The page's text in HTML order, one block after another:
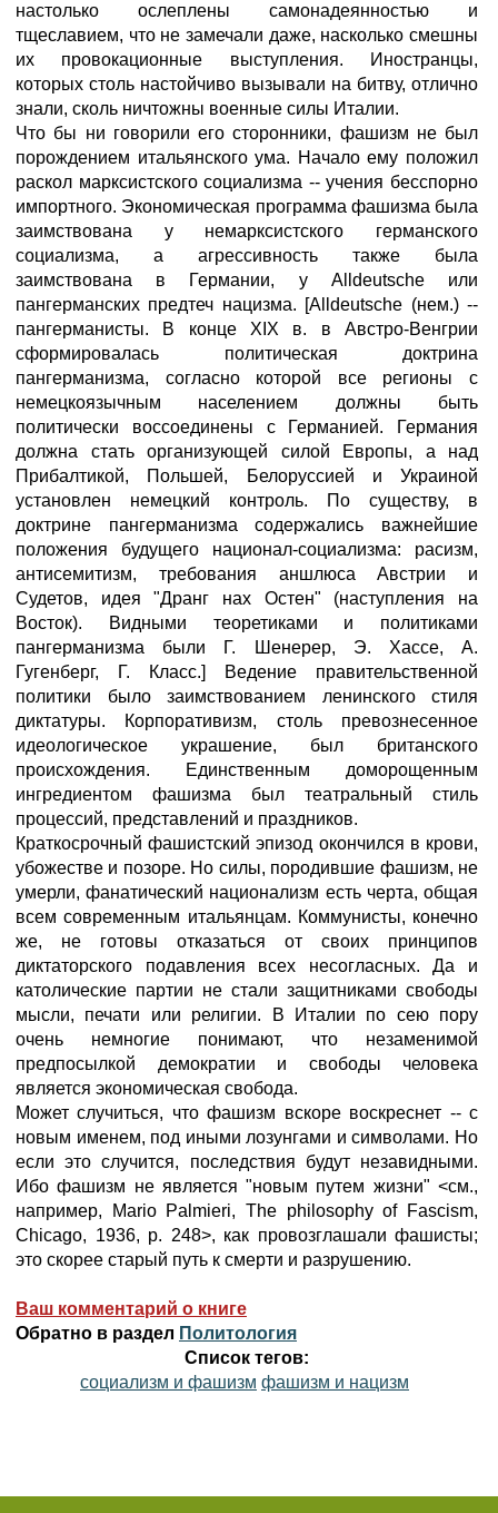
настолько ослеплены самонадеянностью и
тщеславием, что не замечали даже, насколько смешны
их провокационные выступления. Иностранцы,
которых столь настойчиво вызывали на битву, отлично
знали, сколь ничтожны военные силы Италии.
Что бы ни говорили его сторонники, фашизм не был
порождением итальянского ума. Начало ему положил
раскол марксистского социализма -- учения бесспорно
импортного. Экономическая программа фашизма была
заимствована у немарксистского германского
социализма, а агрессивность также была
заимствована в Германии, у Alldeutsche или
пангерманских предтеч нацизма. [Alldeutsche (нем.) --
пангерманисты. В конце XIX в. в Австро-Венгрии
сформировалась политическая доктрина
пангерманизма, согласно которой все регионы с
немецкоязычным населением должны быть
политически воссоединены с Германией. Германия
должна стать организующей силой Европы, а над
Прибалтикой, Польшей, Белоруссией и Украиной
установлен немецкий контроль. По существу, в
доктрине пангерманизма содержались важнейшие
положения будущего национал-социализма: расизм,
антисемитизм, требования аншлюса Австрии и
Судетов, идея "Дранг нах Остен" (наступления на
Восток). Видными теоретиками и политиками
пангерманизма были Г. Шенерер, Э. Хассе, А.
Гугенберг, Г. Класс.] Ведение правительственной
политики было заимствованием ленинского стиля
диктатуры. Корпоративизм, столь превознесенное
идеологическое украшение, был британского
происхождения. Единственным доморощенным
ингредиентом фашизма был театральный стиль
процессий, представлений и праздников.
Краткосрочный фашистский эпизод окончился в крови,
убожестве и позоре. Но силы, породившие фашизм, не
умерли, фанатический национализм есть черта, общая
всем современным итальянцам. Коммунисты, конечно
же, не готовы отказаться от своих принципов
диктаторского подавления всех несогласных. Да и
католические партии не стали защитниками свободы
мысли, печати или религии. В Италии по сею пору
очень немногие понимают, что незаменимой
предпосылкой демократии и свободы человека
является экономическая свобода.
Может случиться, что фашизм вскоре воскреснет -- с
новым именем, под иными лозунгами и символами. Но
если это случится, последствия будут незавидными.
Ибо фашизм не является "новым путем жизни" <см.,
например, Mario Palmieri, The philosophy of Fascism,
Chicago, 1936, p. 248>, как провозглашали фашисты;
это скорее старый путь к смерти и разрушению.
Ваш комментарий о книге
Обратно в раздел Политология
Список тегов:
социализм и фашизм фашизм и нацизм